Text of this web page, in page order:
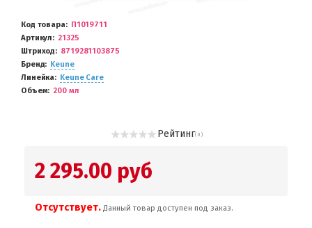
Код товара
П1019711
Артикул
21325
Штриход
8719281103875
Бренд
Keune
Линейка
Keune Care
Объем
200 мл
Рейтинг( 0 )
2 295.00 руб
Отсутствует. Данный товар доступен под заказ.